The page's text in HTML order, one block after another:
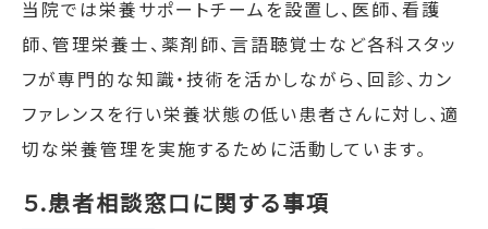
当院では栄養サポートチームを設置し、医師、看護
師、管理栄養士、薬剤師、言語聴覚士など各科スタッ
フが専門的な知識・技術を活かしながら、回診、カン
ファレンスを行い栄養状態の低い患者さんに対し、適
切な栄養管理を実施するために活動しています。
５.患者相談窓口に関する事項